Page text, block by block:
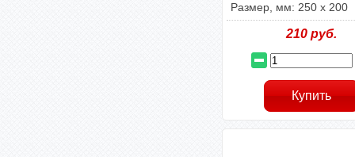
Размер, мм: 250 x 200
210 руб.